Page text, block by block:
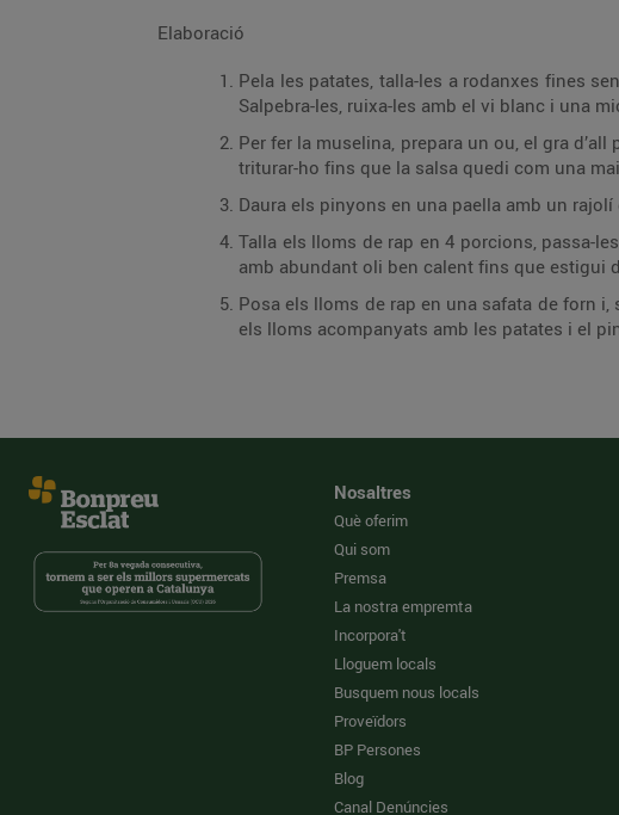
Elaboració
Pela les patates, talla-les a rodanxes fines sense arribar fins al fons, de manera que quedin les patates
Per fer la muselina, prepara un ou, el gra d’all pelat i picat, el codony i un polsim de sal al vas de la batedora.
triturar-ho fins que la salsa quedi com una
Daura els pinyons en una paella amb un rajolí
Talla els lloms de rap en 4 porcions, passa-les per ou batut i arrebossa-les amb el pa ratllat barrejat amb
amb abundant oli ben
Posa els lloms de rap en una safata de forn i, sobre cada porció, col·loca-hi una cullerada de muselina.
els lloms acompanyats amb les patates i el
Nosaltres
Què oferim
Qui som
Premsa
La nostra empremta
Incorpora't
Lloguem locals
Busquem nous locals
Proveïdors
BP Persones
Blog
Canal Denúncies